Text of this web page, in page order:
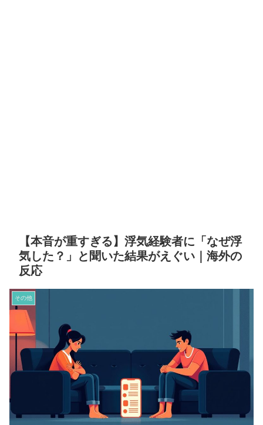
【本音が重すぎる】浮気経験者に「なぜ浮
気した？」と聞いた結果がえぐい｜海外の
反応
その他